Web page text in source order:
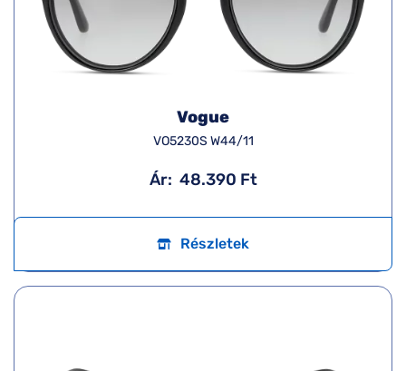
Vogue
VO5230S W44/11
Ár: 48.390 Ft
Részletek